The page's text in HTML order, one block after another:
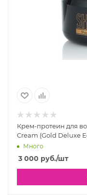
Крем-протеин для
Cream (Gold Deluxe
Много
3 000 руб./шт